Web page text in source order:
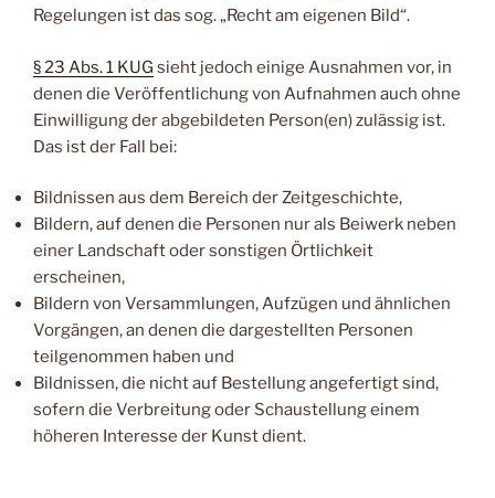
Regelungen ist das sog. „Recht am eigenen Bild“.
§ 23 Abs. 1 KUG sieht jedoch einige Ausnahmen vor, in
denen die Veröffentlichung von Aufnahmen auch ohne
Einwilligung der abgebildeten Person(en) zulässig ist.
Das ist der Fall bei:
Bildnissen aus dem Bereich der Zeitgeschichte,
Bildern, auf denen die Personen nur als Beiwerk neben
einer Landschaft oder sonstigen Örtlichkeit
erscheinen,
Bildern von Versammlungen, Aufzügen und ähnlichen
Vorgängen, an denen die dargestellten Personen
teilgenommen haben und
Bildnissen, die nicht auf Bestellung angefertigt sind,
sofern die Verbreitung oder Schaustellung einem
höheren Interesse der Kunst dient.